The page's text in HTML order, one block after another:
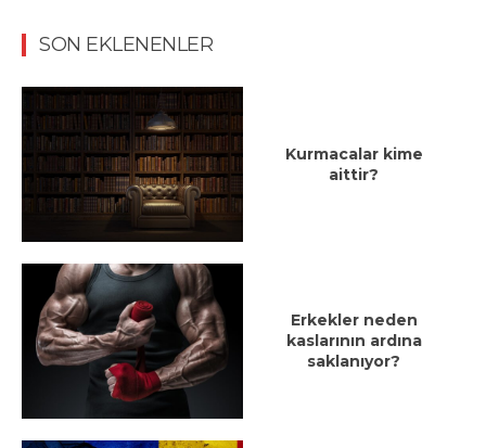
SON EKLENENLER
Kurmacalar kime
aittir?
Erkekler neden
kaslarının ardına
saklanıyor?